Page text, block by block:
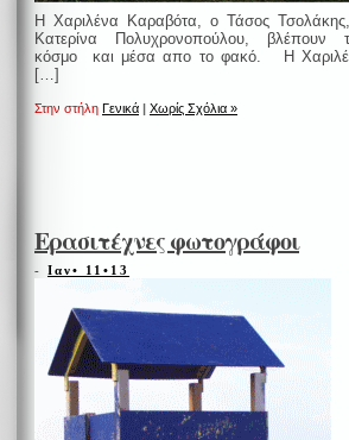
Η Χαριλένα Καραβότα, ο Τάσος
Κατερίνα Πολυχρονοπούλου, βλέπουν
κόσμο και μέσα απο το φακό. Η
[…]
Στην στήλη Γενικά | Χωρίς Σχόλια »
Ερασιτέχνες φωτογράφοι
- Ιαν• 11•13